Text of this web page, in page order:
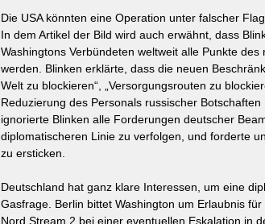
Die USA könnten eine Operation unter falscher
In dem Artikel der Bild wird auch erwähnt, dass
Washingtons Verbündeten weltweit alle Punkte
werden. Blinken erklärte, dass die neuen
Welt zu blockieren“, „Versorgungsrouten zu
Reduzierung des Personals russischer
ignorierte Blinken alle Forderungen deutscher
diplomatischeren Linie zu verfolgen, und forderte
zu ersticken.
Deutschland hat ganz klare Interessen, um eine
Gasfrage. Berlin bittet Washington um Erlaubnis
Nord Stream 2 bei einer eventuellen Eskalation in